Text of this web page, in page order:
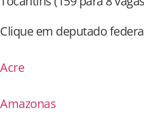
Clique em deputado
Acre
Amazonas